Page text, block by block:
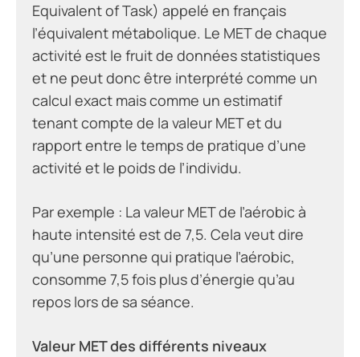
Equivalent of Task) appelé en français
l’équivalent métabolique. Le MET de chaque
activité est le fruit de données statistiques
et ne peut donc être interprété comme un
calcul exact mais comme un estimatif
tenant compte de la valeur MET et du
rapport entre le temps de pratique d’une
activité et le poids de l’individu.
Par exemple : La valeur MET de l’aérobic à
haute intensité est de 7,5. Cela veut dire
qu’une personne qui pratique l’aérobic,
consomme 7,5 fois plus d’énergie qu’au
repos lors de sa séance.
Valeur MET des différents niveaux